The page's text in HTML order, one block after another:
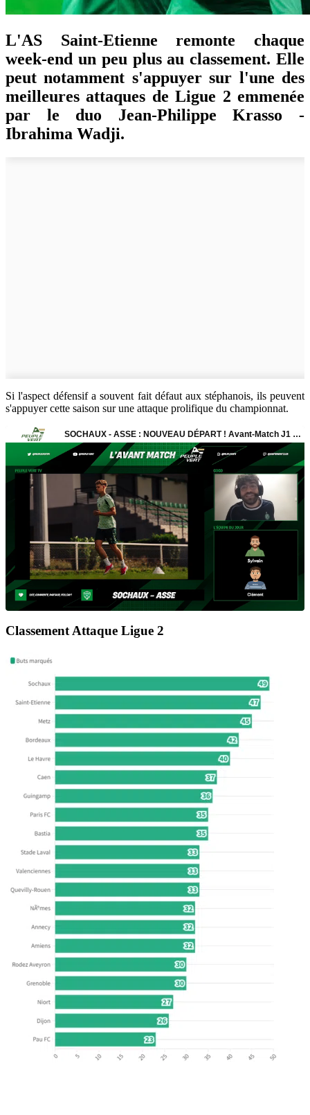
L'AS Saint-Etienne remonte chaque
week-end un peu plus au classement. Elle
peut notamment s'appuyer sur l'une des
meilleures attaques de Ligue 2 emmenée
par le duo Jean-Philippe Krasso -
Ibrahima Wadji.
Si l'aspect défensif a souvent fait défaut aux stéphanois, ils peuvent
s'appuyer cette saison sur une attaque prolifique du championnat.
Classement Attaque Ligue 2